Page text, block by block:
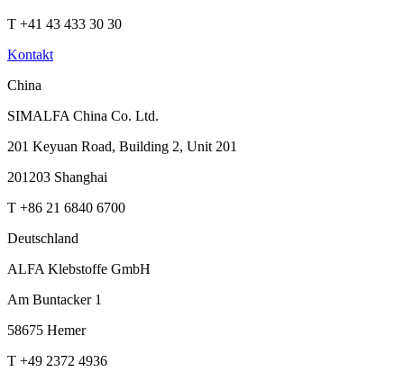
T +41 43 433 30 30
Kontakt
China
SIMALFA China Co. Ltd.
201 Keyuan Road, Building 2, Unit 201
201203 Shanghai
T +86 21 6840 6700
Deutschland
ALFA Klebstoffe GmbH
Am Buntacker 1
58675 Hemer
T +49 2372 4936